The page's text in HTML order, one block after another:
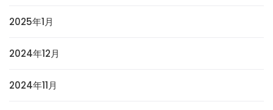
2025年1月
2024年12月
2024年11月